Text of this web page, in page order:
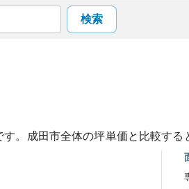
検索
。 成田市全体の坪単価と比較する